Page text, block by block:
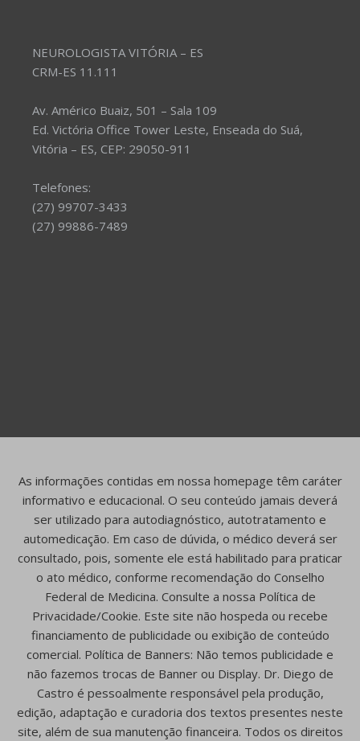
NEUROLOGISTA VITÓRIA – ES
CRM-ES 11.111
Av. Américo Buaiz, 501 – Sala 109
Ed. Victória Office Tower Leste, Enseada do Suá,
Vitória – ES, CEP: 29050-911
Telefones:
(27) 99707-3433
(27) 99886-7489
As informações contidas em nossa homepage têm caráter
informativo e educacional. O seu conteúdo jamais deverá
ser utilizado para autodiagnóstico, autotratamento e
automedicação. Em caso de dúvida, o médico deverá ser
consultado, pois, somente ele está habilitado para praticar
o ato médico, conforme recomendação do Conselho
Federal de Medicina. Consulte a nossa Política de
Privacidade/Cookie. Este site não hospeda ou recebe
financiamento de publicidade ou exibição de conteúdo
comercial. Política de Banners: Não temos publicidade e
não fazemos trocas de Banner ou Display. Dr. Diego de
Castro é pessoalmente responsável pela produção,
edição, adaptação e curadoria dos textos presentes neste
site, além de sua manutenção financeira. Todos os direitos